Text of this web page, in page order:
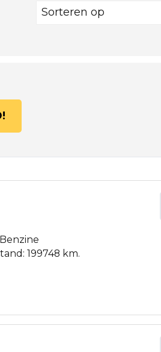
Sorteren op
199748 km.